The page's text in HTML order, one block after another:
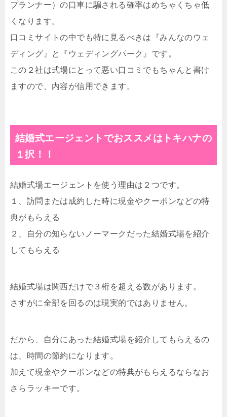
プランナー）の口車に騙される確率はめちゃくちゃ低
くなります。
口コミサイトの中でも特に見るべきは『みんなのウェ
ディング』と『ウェディングパーク』です。
この２社は式場にとって悪い口コミでもちゃんと書け
ますので、内容が信用できます。
結婚式エージェントでおススメは トキハナの
１択！！
結婚式場エージェントを使う理由は２つです。
１、訪問または成約した時に現金やクーポンなどの特
典がもらえる
２、自分の知らないノーマークだった結婚式場を紹介
してもらえる
結婚式場は関西だけで３桁を超える数があります。
さすがに全部を回るのは現実的ではありません。
だから、自分にあった結婚式場を紹介してもらえるの
は、時間の節約になります。
加えて現金やクーポンなどの特典がもらえるならなお
さらラッキーです。